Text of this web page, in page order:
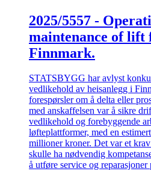
2025/5557 -
maintenance of lift
Finnmark.
STATSBYGG har avlyst
vedlikehold av heisanlegg i
forespørsler om å delta eller
med anskaffelsen var å sikre
vedlikehold og forebyggende
løfteplattformer, med en
millioner kroner. Det var et
skulle ha nødvendig
å utføre service og